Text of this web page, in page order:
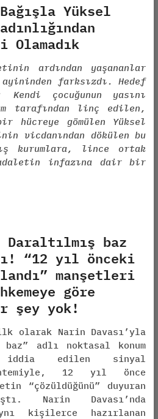
Yüksel
Olamadık
ardından yaşananlar
farksızdı. Hedef
çocuğunun yasını
tarafından linç edilen,
hücreye gömülen Yüksel
vicdanından dökülen bu
kurumlara, lince ortak
infazına dair bir
baz
“12 yıl önceki
manşetleri
göre
şey yok!
ilk olarak Narin Davası’yla
adlı noktasal konum
edilen sinyal
12 yıl önce
“çözüldüğünü” duyuran
Narin Davası’nda
kişilerce hazırlanan